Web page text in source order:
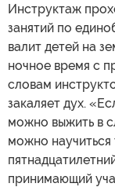
Инструктаж
занятий по
валит детей на
ночное время с
словам
закаляет дух.
можно выжить в
можно
принимающий